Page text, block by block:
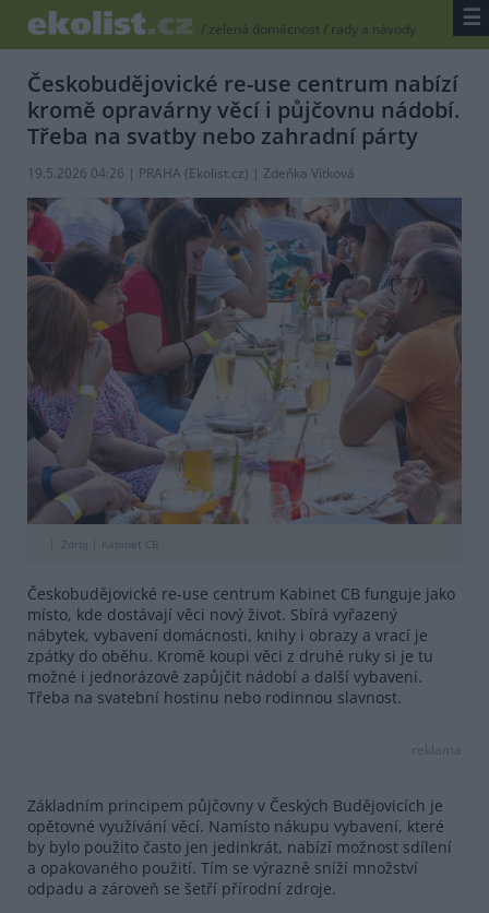
/ zelená domácnost/ rady a návody ☰
Českobudějovické re-use centrum nabízí
kromě opravárny věcí i půjčovnu nádobí.
Třeba na svatby nebo zahradní párty
19.5.2026 04:26 | PRAHA (Ekolist.cz) | Zdeňka Vítková
Zdroj | Kabinet CB
Českobudějovické re-use centrum Kabinet CB funguje jako
místo, kde dostávají věci nový život. Sbírá vyřazený
nábytek, vybavení domácnosti, knihy i obrazy a vrací je
zpátky do oběhu. Kromě koupi věci z druhé ruky si je tu
možné i jednorázově zapůjčit nádobí a další vybavení.
Třeba na svatební hostinu nebo rodinnou slavnost.
reklama
Základním principem půjčovny v Českých Budějovicích je
opětovné využívání věcí. Namísto nákupu vybavení, které
by bylo použito často jen jedinkrát, nabízí možnost sdílení
a opakovaného použití. Tím se výrazně sníží množství
odpadu a zároveň se šetří přírodní zdroje.